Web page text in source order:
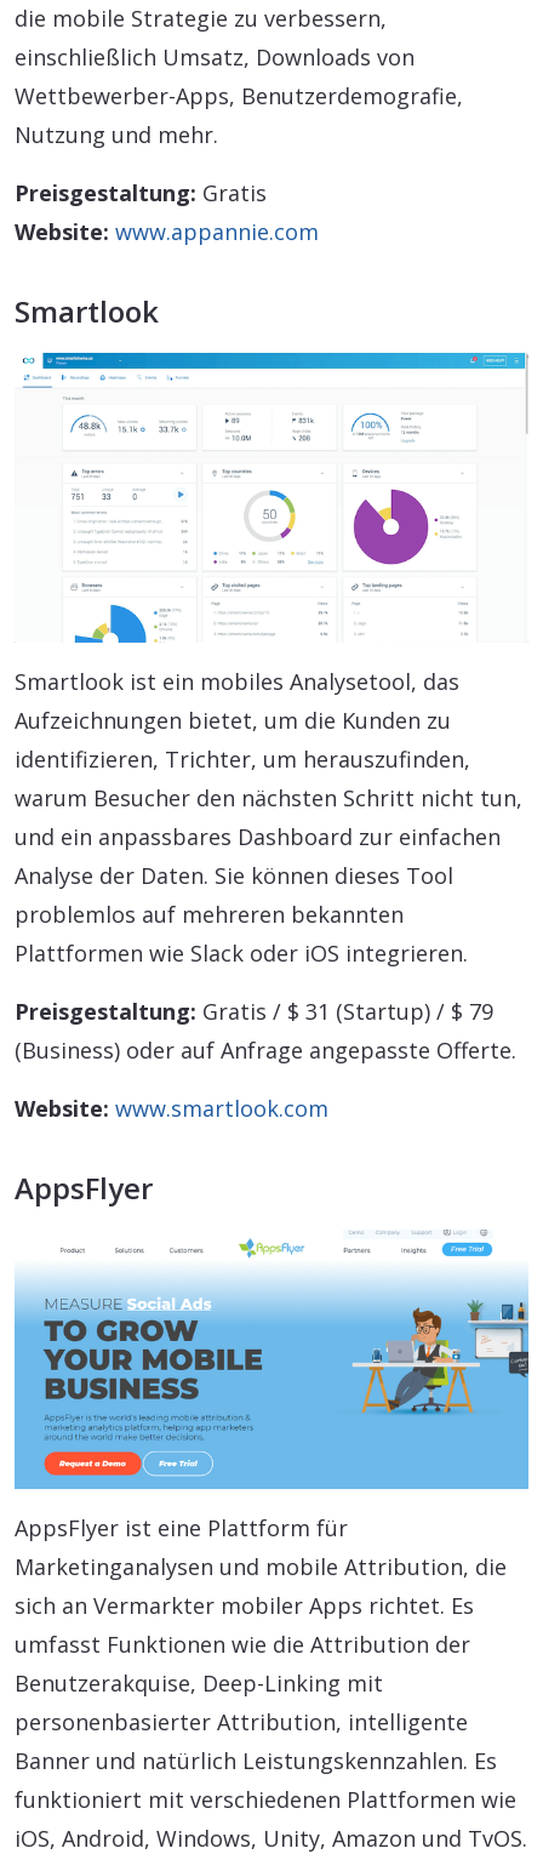
die mobile Strategie zu verbessern,
einschließlich Umsatz, Downloads von
Wettbewerber-Apps, Benutzerdemografie,
Nutzung und mehr.
Preisgestaltung: Gratis
Website: www.appannie.com
Smartlook
Smartlook ist ein mobiles Analysetool, das
Aufzeichnungen bietet, um die Kunden zu
identifizieren, Trichter, um herauszufinden,
warum Besucher den nächsten Schritt nicht tun,
und ein anpassbares Dashboard zur einfachen
Analyse der Daten. Sie können dieses Tool
problemlos auf mehreren bekannten
Plattformen wie Slack oder iOS integrieren.
Preisgestaltung: Gratis / $ 31 (Startup) / $ 79
(Business) oder auf Anfrage angepasste Offerte.
Website: www.smartlook.com
AppsFlyer
AppsFlyer ist eine Plattform für
Marketinganalysen und mobile Attribution, die
sich an Vermarkter mobiler Apps richtet. Es
umfasst Funktionen wie die Attribution der
Benutzerakquise, Deep-Linking mit
personenbasierter Attribution, intelligente
Banner und natürlich Leistungskennzahlen. Es
funktioniert mit verschiedenen Plattformen wie
iOS, Android, Windows, Unity, Amazon und TvOS.